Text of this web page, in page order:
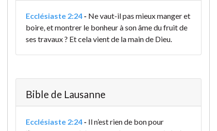
Ecclésiaste 2:24 - Ne vaut-il pas mieux manger et
boire, et montrer le bonheur à son âme du fruit de
ses travaux ? Et cela vient de la main de Dieu.
Bible de Lausanne
Ecclésiaste 2:24 - Il n’est rien de bon pour